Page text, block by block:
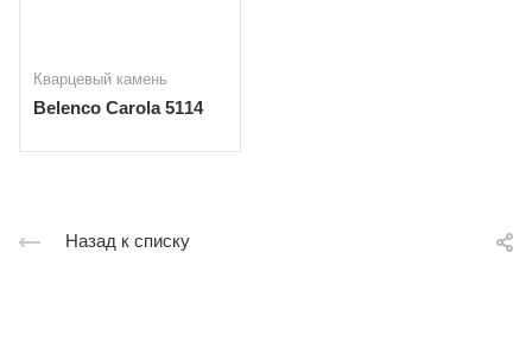
Кварцевый камень
Belenco Carola 5114
Назад к списку